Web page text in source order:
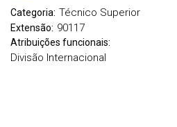
Categoria: Técnico Superior
Extensão: 90117
Atribuições funcionais:
Divisão Internacional